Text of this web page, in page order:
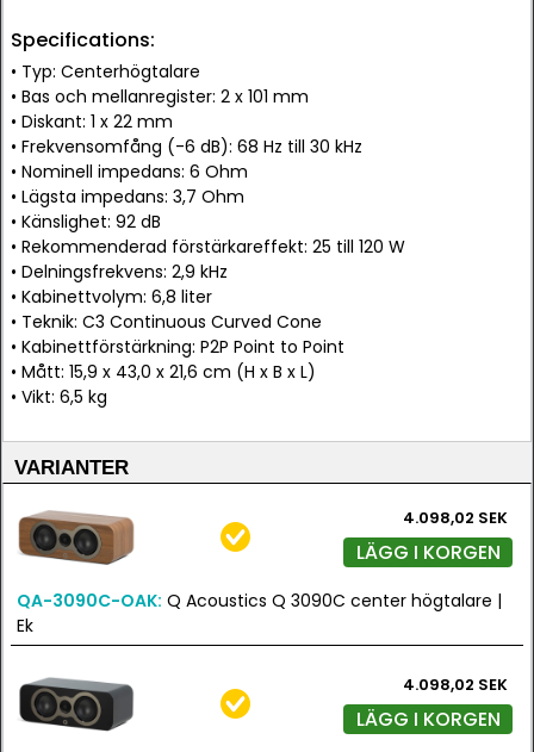
Specifications:
• Typ: Centerhögtalare
• Bas och mellanregister: 2 x 101 mm
• Diskant: 1 x 22 mm
• Frekvensomfång (-6 dB): 68 Hz till 30 kHz
• Nominell impedans: 6 Ohm
• Lägsta impedans: 3,7 Ohm
• Känslighet: 92 dB
• Rekommenderad förstärkareffekt: 25 till 120 W
• Delningsfrekvens: 2,9 kHz
• Kabinettvolym: 6,8 liter
• Teknik: C3 Continuous Curved Cone
• Kabinettförstärkning: P2P Point to Point
• Mått: 15,9 x 43,0 x 21,6 cm (H x B x L)
• Vikt: 6,5 kg
VARIANTER
4.098,02 SEK
LÄGG I KORGEN
QA-3090C-OAK: Q Acoustics Q 3090C center högtalare |
Ek
4.098,02 SEK
LÄGG I KORGEN